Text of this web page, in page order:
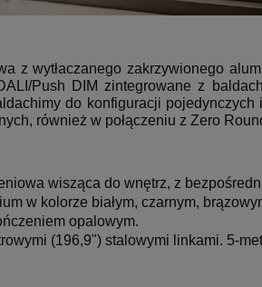
z wytłaczanego zakrzywionego
Push DIM zintegrowane z
do konfiguracji
również w połączeniu z Zero
wisząca do wnętrz, z
w kolorze białym, czarnym,
opalowym.
(196,9") stalowymi linkami. 5-